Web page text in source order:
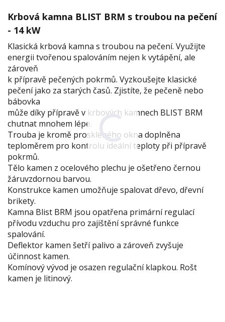
Krbová kamna BLIST BRM s troubou na pečení
- 14 kW
Klasická krbová kamna s troubou na pečení. Využijte
energii tvořenou spalováním nejen k vytápění, ale
zároveň
k přípravě pečených pokrmů. Vyzkoušejte klasické
pečení jako za starých časů. Zjistíte, že pečeně nebo
bábovka
může díky přípravě v krbových kamnech BLIST BRM
chutnat mnohem lépe.
Trouba je kromě proskleného okna doplněna
teploměrem pro kontrolu ideální teploty při přípravě
pokrmů.
Tělo kamen z ocelového plechu je ošetřeno černou
žáruvzdornou barvou.
Konstrukce kamen umožňuje spalovat dřevo, dřevní
brikety.
Kamna Blist BRM jsou opatřena primární regulací
přívodu vzduchu pro zajištění správné funkce
spalování.
Deflektor kamen šetří palivo a zároveň zvyšuje
účinnost kamen.
Komínový vývod je osazen regulační klapkou. Rošt
kamen je litinový.